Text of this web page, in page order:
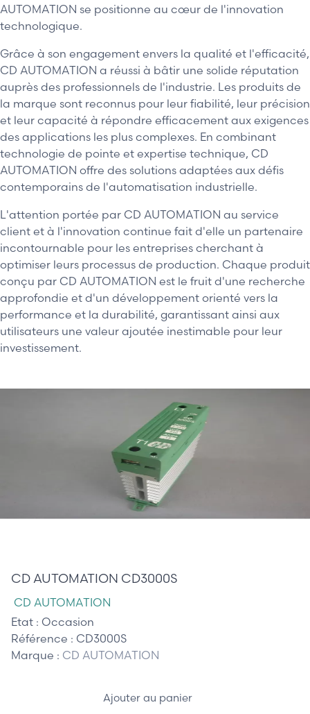
AUTOMATION se positionne au cœur de l'innovation
technologique.
Grâce à son engagement envers la qualité et l'efficacité,
CD AUTOMATION a réussi à bâtir une solide réputation
auprès des professionnels de l'industrie. Les produits de
la marque sont reconnus pour leur fiabilité, leur précision
et leur capacité à répondre efficacement aux exigences
des applications les plus complexes. En combinant
technologie de pointe et expertise technique, CD
AUTOMATION offre des solutions adaptées aux défis
contemporains de l'automatisation industrielle.
L'attention portée par CD AUTOMATION au service
client et à l'innovation continue fait d'elle un partenaire
incontournable pour les entreprises cherchant à
optimiser leurs processus de production. Chaque produit
conçu par CD AUTOMATION est le fruit d'une recherche
approfondie et d'un développement orienté vers la
performance et la durabilité, garantissant ainsi aux
utilisateurs une valeur ajoutée inestimable pour leur
investissement.
CD AUTOMATION CD3000S
CD AUTOMATION
Etat : Occasion
Référence : CD3000S
Marque : CD AUTOMATION
Ajouter au panier